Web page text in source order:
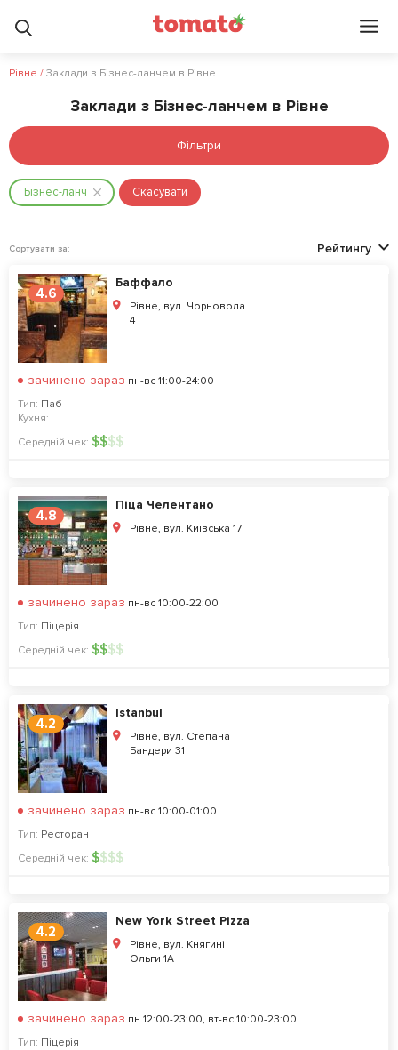
Рівне / Заклади з Бізнес-ланчем в Рівне
Заклади з Бізнес-ланчем в Рівне
Фільтри
Бiзнес-ланч Скасувати
Сортувати за: Рейтингу
4.6
Баффало
Рівне, вул. Чорновола
4
зачинено зараз пн-вс 11:00-24:00
Тип: Паб
Кухня:
Середній чек: $$$$
4.8
Піца Челентано
Рівне, вул. Київська 17
зачинено зараз пн-вс 10:00-22:00
Тип: Піцерія
Середній чек: $$$$
4.2
Istanbul
Рівне, вул. Степана
Бандери 31
зачинено зараз пн-вс 10:00-01:00
Тип: Ресторан
Середній чек: $$$$
4.2
New York Street Pizza
Рівне, вул. Княгині
Ольги 1А
зачинено зараз пн 12:00-23:00, вт-вс 10:00-23:00
Тип: Піцерія